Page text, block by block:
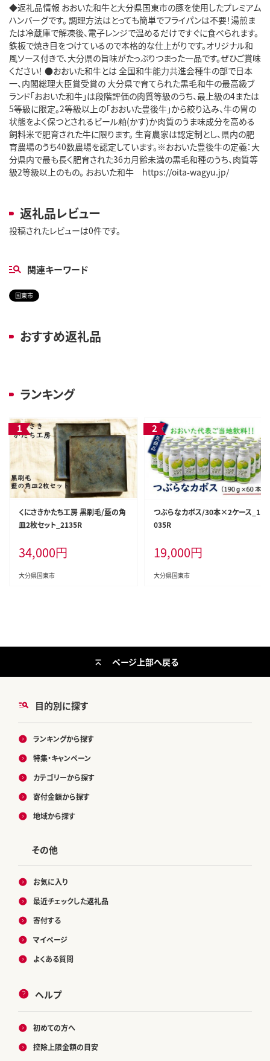
◆返礼品情報 おおいた和牛と大分県国東市の豚を使用したプレミアム
ハンバーグです。 調理方法はとっても簡単でフライパンは不要！湯煎ま
たは冷蔵庫で解凍後、電子レンジで温めるだけですぐに食べられます。
鉄板で焼き目をつけているので本格的な仕上がりです。オリジナル和
風ソース付きで、大分県の旨味がたっぷりつまった一品です。ぜひご賞味
ください！ ●おおいた和牛とは 全国和牛能力共進会種牛の部で日本
一、内閣総理大臣賞受賞の 大分県で育てられた黒毛和牛の最高級ブ
ランド「おおいた和牛」は段階評価の肉質等級のうち、最上級の4または
5等級に限定。2等級以上の「おおいた豊後牛」から絞り込み、牛の胃の
状態をよく保つとされるビール粕(かす)か肉質のうま味成分を高める
飼料米で肥育された牛に限ります。 生育農家は認定制とし、県内の肥
育農場のうち40数農場を認定しています。※おおいた豊後牛の定義：大
分県内で最も長く肥育された36カ月齢未満の黒毛和種のうち、肉質等
級2等級以上のもの。 おおいた和牛 https://oita-wagyu.jp/
返礼品レビュー
投稿されたレビューは0件です。
関連キーワード
国東市
おすすめ返礼品
ランキング
くにさきかたち工房 黒刷毛/藍の角
皿2枚セット_2135R
34,000円
大分県国東市
つぶらなカボス/30本×2ケース_1
035R
19,000円
大分県国東市
目的別に探す
ランキングから探す
特集・キャンペーン
カテゴリーから探す
寄付金額から探す
地域から探す
その他
お気に入り
最近チェックした返礼品
寄付する
マイページ
よくある質問
ヘルプ
初めての方へ
控除上限金額の目安
ページ上部へ戻る